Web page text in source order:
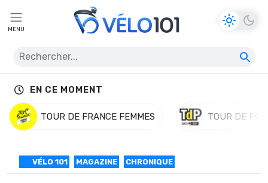
MENU
EN CE MOMENT
TOUR DE FRANCE FEMMES TOUR DE
VÉLO 101 MAGAZINE CHRONIQUE